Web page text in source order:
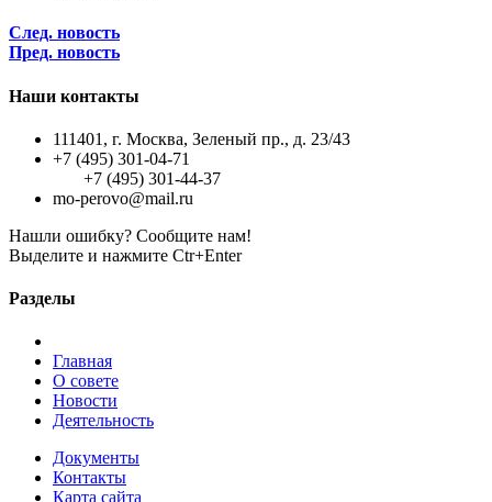
След. новость
Пред. новость
Наши контакты
111401, г. Москва, Зеленый пр., д. 23/43
+7 (495) 301-04-71
+7 (495) 301-44-37
mo-perovo@mail.ru
Нашли ошибку? Сообщите нам!
Выделите и нажмите Ctr+Enter
Разделы
Главная
О совете
Новости
Деятельность
Документы
Контакты
Карта сайта